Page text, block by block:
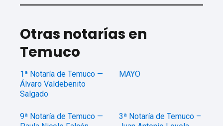
Otras notarías en
Temuco
1ª Notaría de Temuco —
Álvaro Valdebenito
Salgado
MAYO
9ª Notaría de Temuco —
3ª Notaría de Temuco –